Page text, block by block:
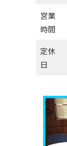
営業
時間
定休
日